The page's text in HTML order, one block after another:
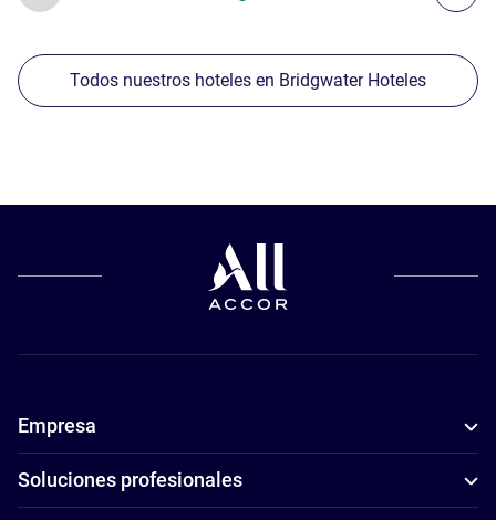
Todos nuestros hoteles en Bridgwater Hoteles
Empresa
Soluciones profesionales